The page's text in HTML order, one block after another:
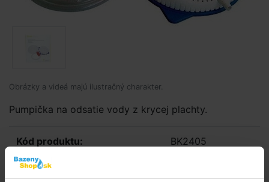
Obrázky a videá majú ilustračný charakter.
Pumpička na odsatie vody z krycej plachty.
Kód produktu: BK2405
E-shop: